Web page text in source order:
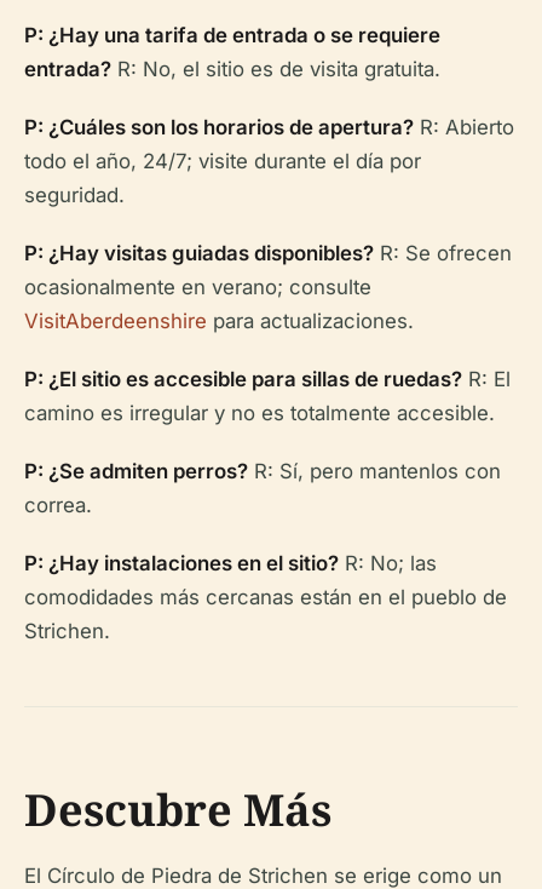
P: ¿Hay una tarifa de entrada o se requiere
entrada? R: No, el sitio es de visita gratuita.
P: ¿Cuáles son los horarios de apertura? R: Abierto
todo el año, 24/7; visite durante el día por
seguridad.
P: ¿Hay visitas guiadas disponibles? R: Se ofrecen
ocasionalmente en verano; consulte
VisitAberdeenshire para actualizaciones.
P: ¿El sitio es accesible para sillas de ruedas? R: El
camino es irregular y no es totalmente accesible.
P: ¿Se admiten perros? R: Sí, pero mantenlos con
correa.
P: ¿Hay instalaciones en el sitio? R: No; las
comodidades más cercanas están en el pueblo de
Strichen.
Descubre Más
El Círculo de Piedra de Strichen se erige como un